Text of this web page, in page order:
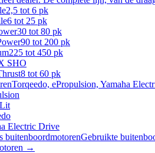
2,5 tot 6 pk
6 tot 25 pk
30 tot 80 pk
90 tot 200 pk
225 tot 450 pk
SHO
8 tot 60 pk
Torqeedo, ePropulsion, Yamaha
Electric Drive
buitenboordmotorenGebruikte
→